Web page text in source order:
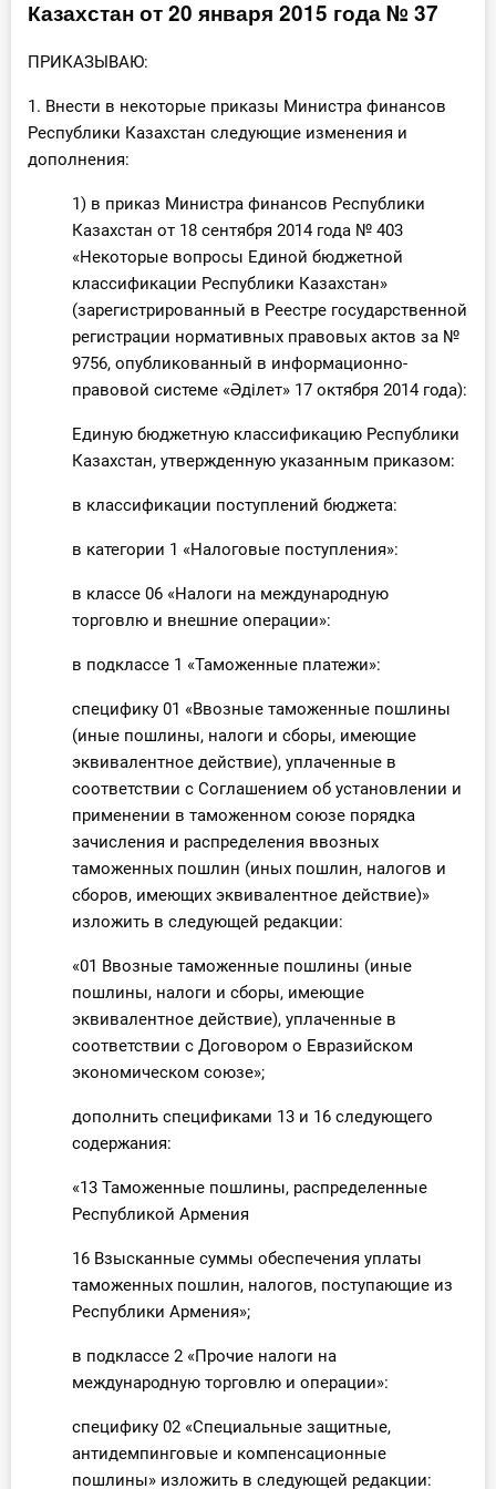
Справочник бухгалтера
Участник ВЭД
Практика ИП
Кадры. Труд. Зарплата.
Учет по отраслям
Юридический помощник
Интернет-магазин
О Системе
Тарифы
Тестирование для
Казахстан от 20 января 2015 года № 37
ПРИКАЗЫВАЮ:
1. Внести в некоторые приказы Министра финансов
Республики Казахстан следующие изменения и
дополнения:
1) в приказ Министра финансов Республики
Казахстан от 18 сентября 2014 года № 403
«Некоторые вопросы Единой бюджетной
классификации Республики Казахстан»
(зарегистрированный в Реестре государственной
регистрации нормативных правовых актов за №
9756, опубликованный в информационно-
правовой системе «Әділет» 17 октября 2014 года):
Единую бюджетную классификацию Республики
Казахстан, утвержденную указанным приказом:
в классификации поступлений бюджета:
в категории 1 «Налоговые поступления»:
в классе 06 «Налоги на международную
торговлю и внешние операции»:
в подклассе 1 «Таможенные платежи»:
специфику 01 «Ввозные таможенные пошлины
(иные пошлины, налоги и сборы, имеющие
эквивалентное действие), уплаченные в
соответствии с Соглашением об установлении и
применении в таможенном союзе порядка
зачисления и распределения ввозных
таможенных пошлин (иных пошлин, налогов и
сборов, имеющих эквивалентное действие)»
изложить в следующей редакции:
«01 Ввозные таможенные пошлины (иные
пошлины, налоги и сборы, имеющие
эквивалентное действие), уплаченные в
соответствии с Договором о Евразийском
экономическом союзе»;
дополнить спецификами 13 и 16 следующего
содержания:
«13 Таможенные пошлины, распределенные
Республикой Армения
16 Взысканные суммы обеспечения уплаты
таможенных пошлин, налогов, поступающие из
Республики Армения»;
в подклассе 2 «Прочие налоги на
международную торговлю и операции»:
специфику 02 «Специальные защитные,
антидемпинговые и компенсационные
пошлины» изложить в следующей редакции: